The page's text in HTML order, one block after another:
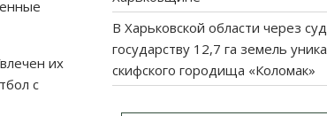
их
с
В Харьковской области через
государству 12,7 га земель
скифского городища «Коломак»